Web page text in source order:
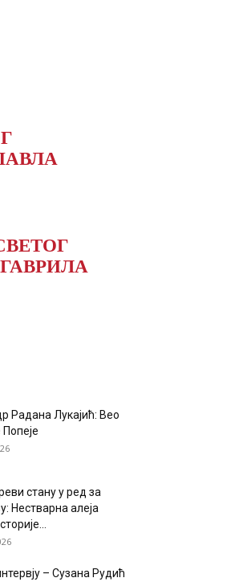
Радана Лукајић: Вео
стану у ред за
Нестварна алеја
– Сузана Рудић